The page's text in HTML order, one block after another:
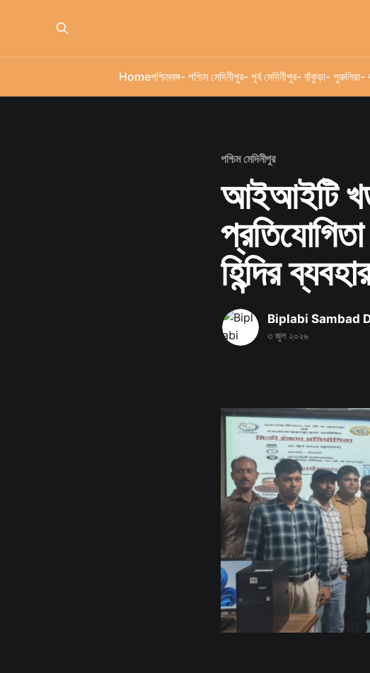
Homeপশ্চিমবঙ্গ- পশ্চিম মেদিনীপুর- পূর্ব মেদিনীপুর- বাঁকুড়া- পুরুলিয়া-
পশ্চিম মেদিনীপুর
আইআইটি
হিন্দির
Biplabi Sambad
৩ জুল ২০২৬